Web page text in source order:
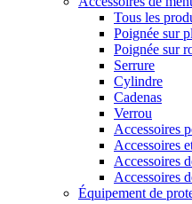
Tous les
Poignée sur
Poignée sur
Serrure
Cylindre
Cadenas
Verrou
Accessoires
Accessoires
Accessoires
Accessoires
Équipement de